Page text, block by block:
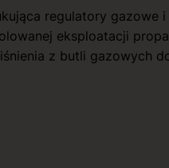
regulatory gazowe
eksploatacji
z butli gazowych